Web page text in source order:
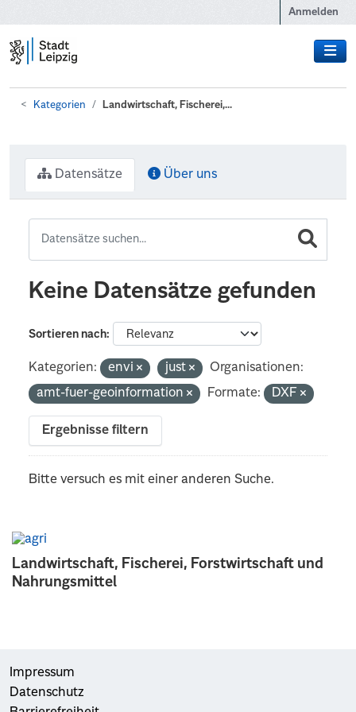
Anmelden
Kategorien Landwirtschaft, Fischerei,...
Landwirtschaft, Fischerei, Forstwirtschaft und
Nahrungsmittel
Datensätze Über uns
Keine Datensätze gefunden
Sortieren nach
Kategorien: envi just
Organisationen:
amt-fuer-geoinformation
Formate: DXF
Ergebnisse filtern
Bitte versuch es mit einer anderen Suche.
Impressum
Datenschutz